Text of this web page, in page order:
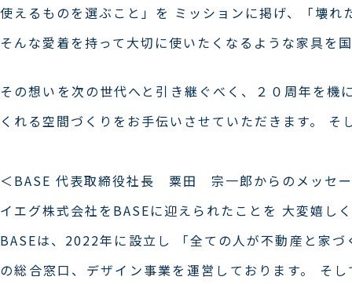
使えるものを選ぶこと」を ミッションに掲げ、「壊
そんな愛着を持って大切に使いたくなるような家具を
その想いを次の世代へと引き継ぐべく、２０周年を
くれる空間づくりをお手伝いさせていただきます。
＜BASE 代表取締役社長 粟田 宗一郎からのメッセ
イエグ株式会社をBASEに迎えられたことを 大変嬉し
BASEは、2022年に設立し 「全ての人が不動産と家
の総合窓口、デザイン事業を運営しております。 そ